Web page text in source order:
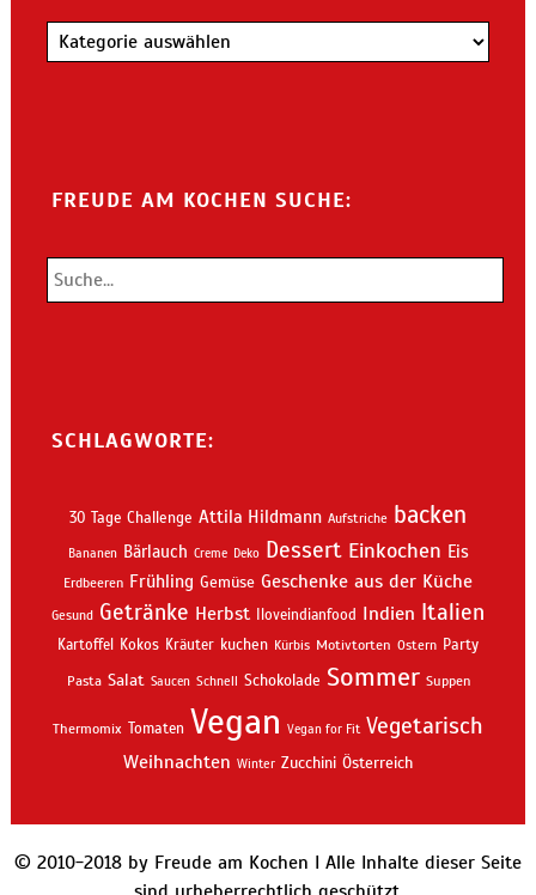
Kategorien
FREUDE AM KOCHEN SUCHE:
SCHLAGWORTE:
30 Tage Challenge Attila Hildmann Aufstriche backen
Bananen Bärlauch Creme Deko Dessert Einkochen Eis
Erdbeeren Frühling Gemüse Geschenke aus der Küche
Gesund Getränke Herbst Iloveindianfood Indien Italien
Kartoffel Kokos Kräuter kuchen Kürbis Motivtorten Ostern Party
Pasta Salat Saucen Schnell Schokolade Sommer Suppen
Thermomix Tomaten Vegan Vegan for Fit Vegetarisch
Weihnachten Winter Zucchini Österreich
© 2010-2018 by Freude am Kochen I Alle Inhalte dieser Seite